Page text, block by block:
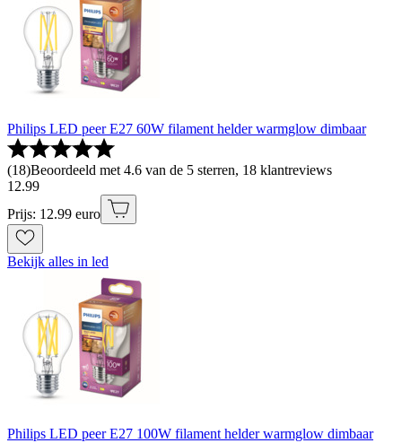
Philips LED peer E27 60W filament helder warmglow dimbaar
(18)Beoordeeld met 4.6 van de 5 sterren, 18 klantreviews
12.99
Prijs: 12.99 euro
Bekijk alles in led
Philips LED peer E27 100W filament helder warmglow dimbaar